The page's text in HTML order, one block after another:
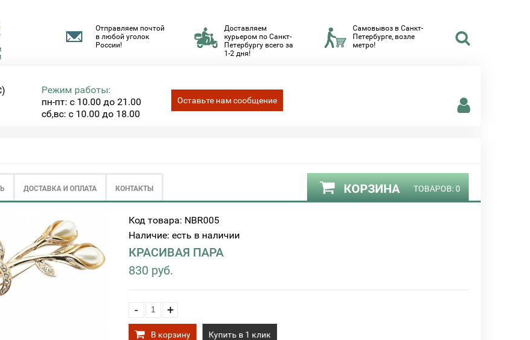
Самовывоз в Санкт-
Петербурге, возле
метро!
Доставляем
курьером по Санкт-
Петербургу всего за
1-2 дня!
Отправляем почтой
в любой уголок
России!
Режим работы:
пн-пт: с 10.00 до 21.00
сб,вс: с 10.00 до 18.00
Оставьте нам сообщение
КОРЗИНА ТОВАРОВ:0
ДОСТАВКА И ОПЛАТА КОНТАКТЫ
Код товара: NBR005
Наличие: есть в наличии
КРАСИВАЯ ПАРА
830 руб.
- +
В корзину Купить в 1 клик